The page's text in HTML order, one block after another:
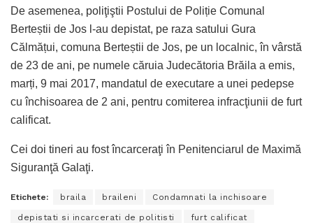
De asemenea, poliţiştii Postului de Poliție Comunal
Berteștii de Jos l-au depistat, pe raza satului Gura
Călmățui, comuna Berteștii de Jos, pe un localnic, în vârstă
de 23 de ani, pe numele căruia Judecătoria Brăila a emis,
marți, 9 mai 2017, mandatul de executare a unei pedepse
cu închisoarea de 2 ani, pentru comiterea infracţiunii de furt
calificat.
Cei doi tineri au fost încarceraţi în Penitenciarul de Maximă
Siguranţă Galaţi.
Etichete: braila braileni Condamnati la inchisoare
depistati si incarcerati de politisti furt calificat